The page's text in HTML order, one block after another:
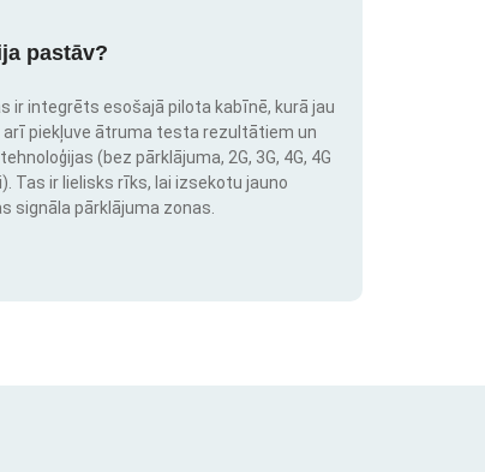
pastāv?
ir integrēts esošajā pilota kabīnē, kurā jau
piekļuve ātruma testa rezultātiem un
(bez pārklājuma, 2G, 3G, 4G, 4G
Tas ir lielisks rīks, lai izsekotu jauno
signāla pārklājuma zonas.